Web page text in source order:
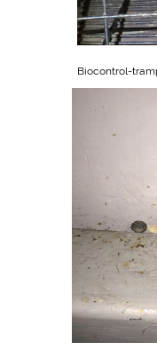
Biocontrol-